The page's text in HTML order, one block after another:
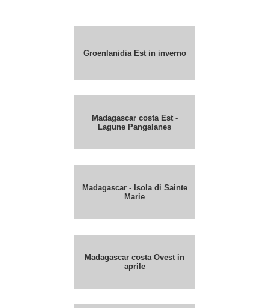
Groenlanidia Est in inverno
Madagascar costa Est -
Lagune Pangalanes
Madagascar - Isola di Sainte
Marie
Madagascar costa Ovest in
aprile